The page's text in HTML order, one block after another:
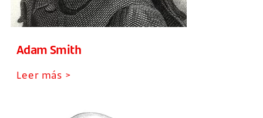
Adam Smith
Leer más >